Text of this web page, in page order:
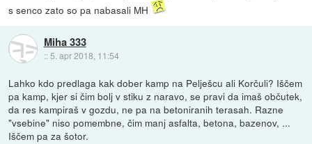
s senco zato so pa nabasali MH
Miha 333
:: 5. apr 2018, 11:54
Lahko kdo predlaga kak dober kamp na Pelješcu ali Korčuli? Iščem
pa kamp, kjer si čim bolj v stiku z naravo, se pravi da imaš občutek,
da res kampiraš v gozdu, ne pa na betoniranih terasah. Razne
"vsebine" niso pomembne, čim manj asfalta, betona, bazenov, ...
Iščem pa za šotor.